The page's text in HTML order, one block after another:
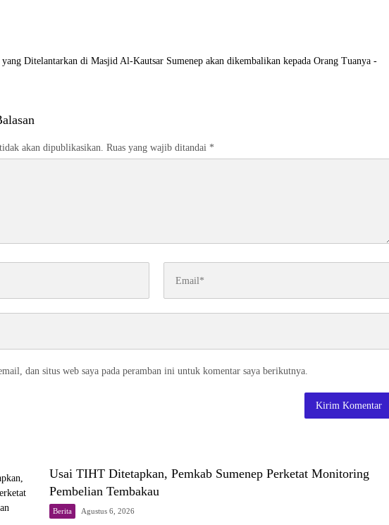
Ditelantarkan di Masjid Al-Kautsar Sumenep akan dikembalikan kepada Orang Tuanya -
akan dipublikasikan. Ruas yang wajib ditandai *
dan situs web saya pada peramban ini untuk komentar saya berikutnya.
Usai TIHT Ditetapkan, Pemkab Sumenep Perketat Monitoring
Pembelian Tembakau
Berita Agustus 6, 2026